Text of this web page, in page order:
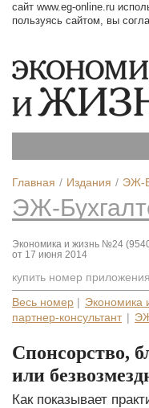
сайт www.eg-online.ru
пользуясь сайтом, вы
Главная Издания ЭЖ-
ЭЖ-
Экономика и жизнь №24
от 17 июня 2014
купить номер
Весь номер Экономика
партнер-консультант
Спонсорство,
или
Как показывает